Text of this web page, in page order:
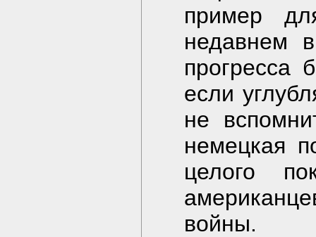
пример
недавнем
если
не
немецкая
целого
войны.